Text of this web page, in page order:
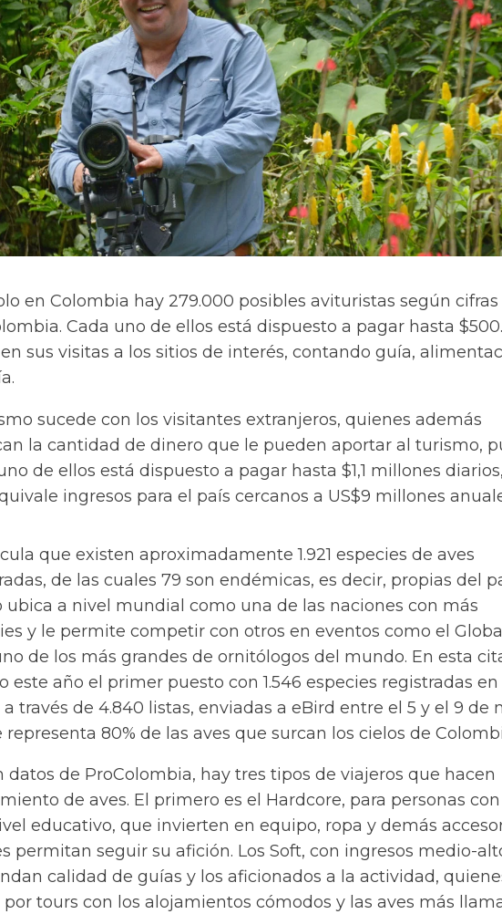
en Colombia hay 279.000 posibles avituristas según
Cada uno de ellos está dispuesto a pagar hasta
sus visitas a los sitios de interés, contando guía,
sucede con los visitantes extranjeros, quienes además
la cantidad de dinero que le pueden aportar al turismo,
de ellos está dispuesto a pagar hasta $1,1 millones
ingresos para el país cercanos a US$9 millones
que existen aproximadamente 1.921 especies de aves
de las cuales 79 son endémicas, es decir, propias del
ubica a nivel mundial como una de las naciones con más
y le permite competir con otros en eventos como el
de los más grandes de ornitólogos del mundo. En esta
este año el primer puesto con 1.546 especies registradas
a través de 4.840 listas, enviadas a eBird entre el 5 y el 9 de
representa 80% de las aves que surcan los cielos de
datos de ProColombia, hay tres tipos de viajeros que hacen
de aves. El primero es el Hardcore, para personas
educativo, que invierten en equipo, ropa y demás
permitan seguir su afición. Los Soft, con ingresos medio-
calidad de guías y los aficionados a la actividad,
tours con los alojamientos cómodos y las aves más